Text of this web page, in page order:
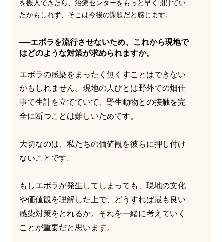
を搬入できたら、治療センターをもっと早く開けてい
たかもしれず、そこは今後の課題だと感じます。
──エボラを流行させないため、これから現地で
はどのような対策が求められますか。
エボラの感染をまったく無くすことはできない
かもしれません。現地の人びとは野外での畑仕
事で生計を立てていて、野生動物との接触を完
全に断つことは難しいためです。
大切なのは、私たちの価値観を彼らに押し付け
ないことです。
もしエボラが発生してしまっても、現地の文化
や価値観を理解した上で、どうすれば最も良い
感染対策をとれるか。それを一緒に考えていく
ことが重要だと思います。